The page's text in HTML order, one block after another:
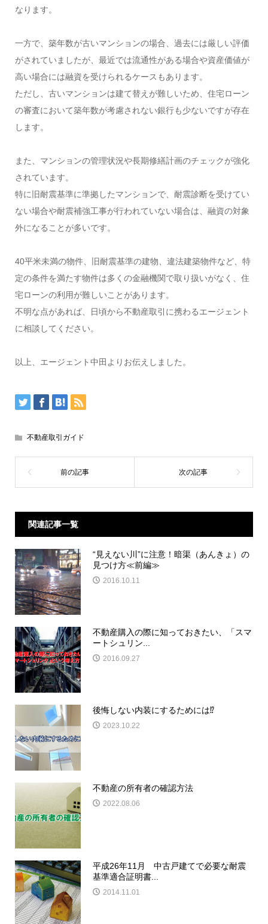
なります。
一方で、築年数が古いマンションの場合、過去には厳しい評価
がされていましたが、最近では流通性がある場合や資産価値が
高い場合には融資を受けられるケースもあります。
ただし、古いマンションは建て替えが難しいため、住宅ローン
の審査において築年数が考慮されない銀行も少ないですが存在
します。
また、マンションの管理状況や長期修繕計画のチェックが強化
されています。
特に旧耐震基準に準拠したマンションで、耐震診断を受けてい
ない場合や耐震補強工事が行われていない場合は、融資の対象
外になることが多いです。
40平米未満の物件、旧耐震基準の建物、違法建築物件など、特
定の条件を満たす物件は多くの金融機関で取り扱いがなく、住
宅ローンの利用が難しいことがあります。
不明な点があれば、日頃から不動産取引に携わるエージェント
に相談してください。
以上、エージェント中田よりお伝えしました。
不動産取引ガイド
関連記事一覧
“見えない川”に注意！暗渠（あんきょ）の
見つけ方≪前編≫
2016.10.11
不動産購入の際に知っておきたい、「スマ
ートシュリン...
2016.09.27
後悔しない内装にするためには⁉
2023.10.22
不動産の所有者の確認方法
2022.08.06
平成26年11月 中古戸建てで必要な耐震
基準適合証明書...
2014.11.01